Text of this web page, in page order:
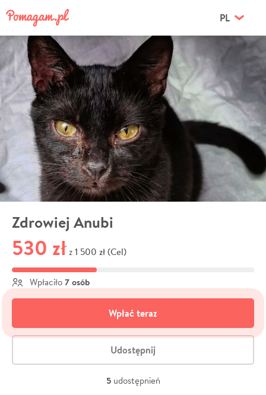
PL
Zdrowiej Anubi
530 zł z 1 500 zł (Cel)
Wpłaciło 7 osób
Wpłać teraz
Udostępnij
5 udostępnień